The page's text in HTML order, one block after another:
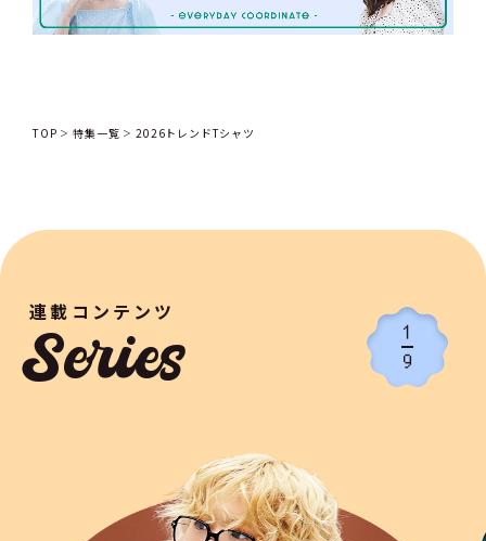
TOP 特集一覧 2026トレンドTシャツ
連載コンテンツ
Series
1
9